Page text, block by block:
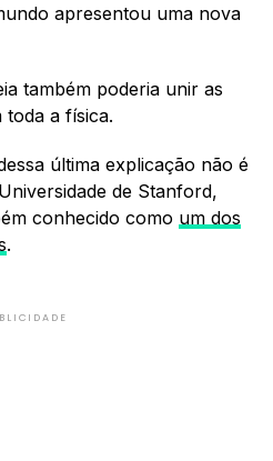
apresentou uma nova
também poderia unir as
toda a física.
última explicação não é
de Stanford,
conhecido como um dos
.